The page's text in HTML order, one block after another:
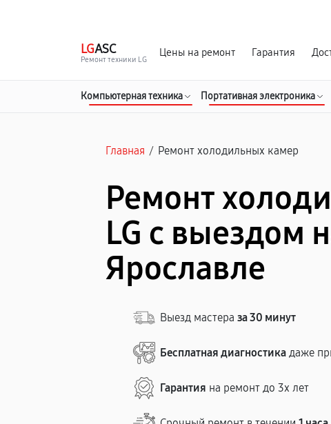
LGASC
Ремонт техники LG
Цены на ремонт Гарантия
Компьютерная техника Портативная электроника
Главная / Ремонт холодильных камер
Ремонт
LG с выездом
Ярославле
Выезд мастераза 30 минут
Бесплатная диагностика даже
Гарантия на ремонт до 3х лет